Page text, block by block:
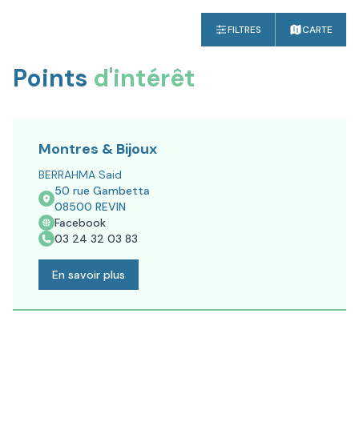
FILTRES CARTE
Points d'intérêt
Montres & Bijoux
BERRAHMA Said
50 rue Gambetta
08500 REVIN
Facebook
03 24 32 03 83
En savoir plus